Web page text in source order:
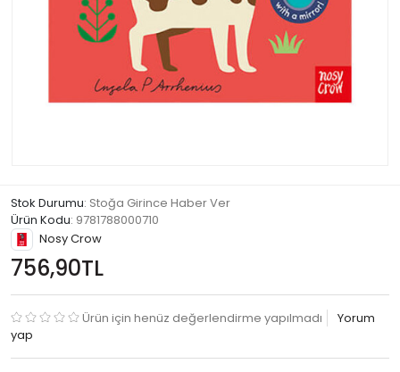
Stok Durumu: Stoğa Girince Haber Ver
Ürün Kodu: 9781788000710
Nosy Crow
756,90TL
Ürün için henüz değerlendirme yapılmadı
Yorum
yap